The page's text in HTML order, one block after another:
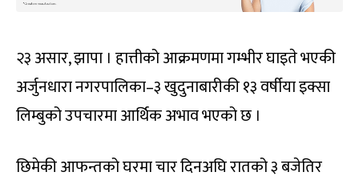
२३ असार, झापा । हात्तीको आक्रमणमा गम्भीर घाइते भएकी
अर्जुनधारा नगरपालिका–३ खुदुनाबारीकी १३ वर्षीया इक्सा
लिम्बुको उपचारमा आर्थिक अभाव भएको छ ।
छिमेकी आफन्तको घरमा चार दिनअघि रातको ३ बजेतिर